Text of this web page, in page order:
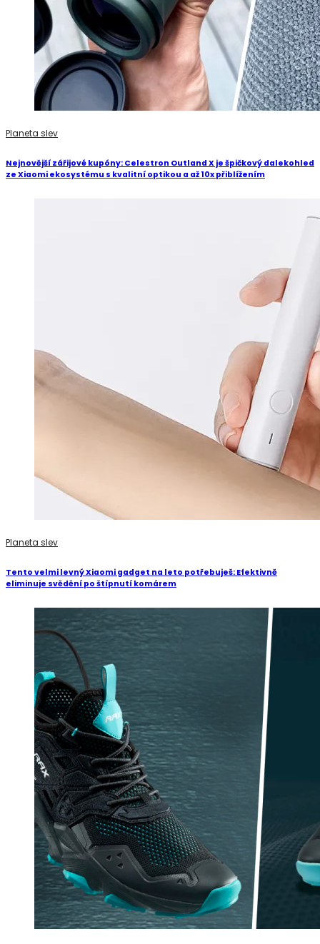
Planeta slev
Nejnovější zářijové kupóny: Celestron Outland X je špičkový dalekohled
ze Xiaomi ekosystému s kvalitní optikou a až 10x přiblížením
Planeta slev
Tento velmi levný Xiaomi gadget na leto potřebuješ: Efektivně
eliminuje svědění po štípnutí komárem